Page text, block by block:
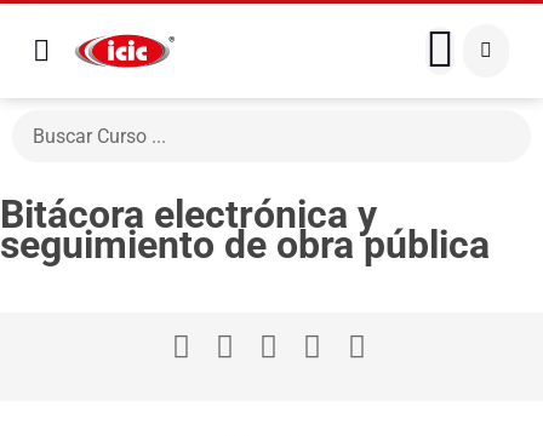
Bitácora electrónica y
seguimiento de obra pública